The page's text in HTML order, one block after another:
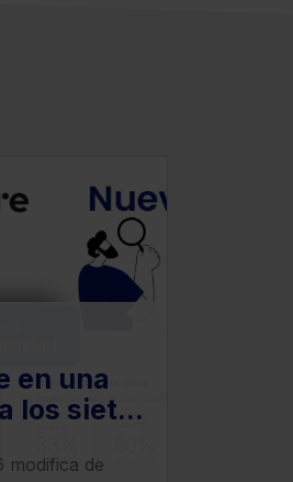
en una
los siete
Real
modifica de